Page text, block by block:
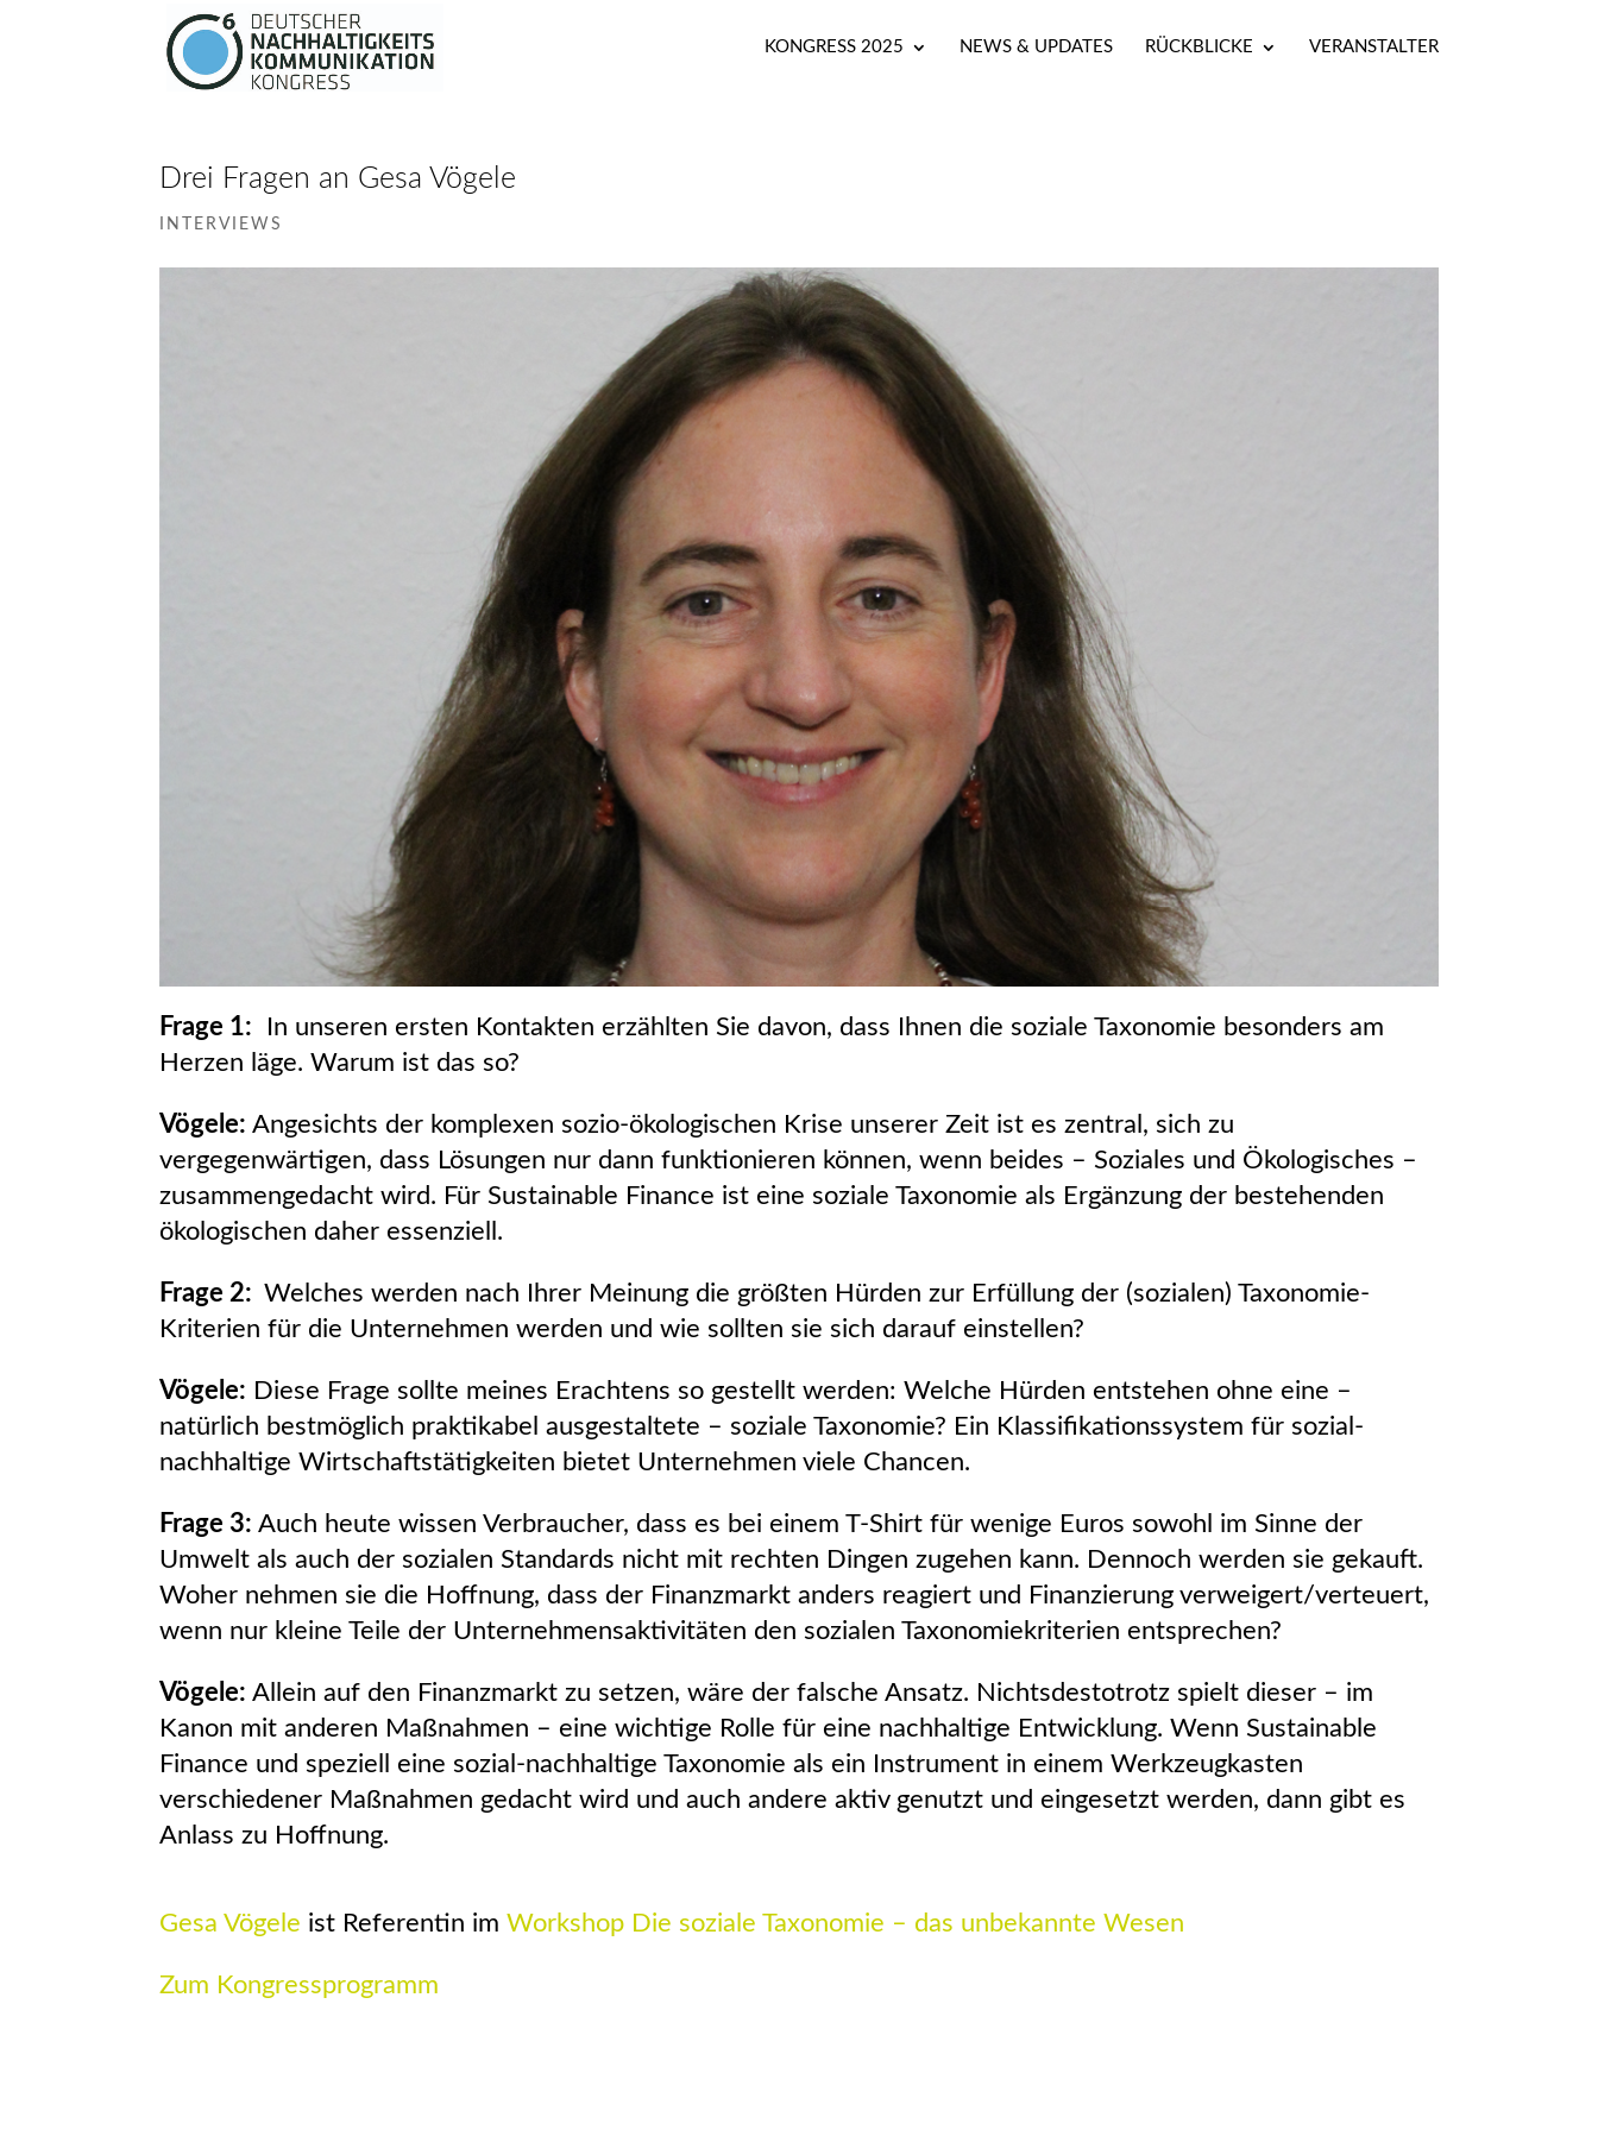
KONGRESS 2025 NEWS & UPDATES RÜCKBLICKE VERANSTALTER
Drei Fragen an Gesa Vögele
INTERVIEWS
Frage 1: In unseren ersten Kontakten erzählten Sie davon, dass Ihnen die soziale Taxonomie besonders am
Herzen läge. Warum ist das so?
Vögele: Angesichts der komplexen sozio-ökologischen Krise unserer Zeit ist es zentral, sich zu
vergegenwärtigen, dass Lösungen nur dann funktionieren können, wenn beides – Soziales und Ökologisches –
zusammengedacht wird. Für Sustainable Finance ist eine soziale Taxonomie als Ergänzung der bestehenden
ökologischen daher essenziell.
Frage 2:Welches werden nach Ihrer Meinung die größten Hürden zur Erfüllung der (sozialen) Taxonomie-
Kriterien für die Unternehmen werden und wie sollten sie sich darauf einstellen?
Vögele: Diese Frage sollte meines Erachtens so gestellt werden: Welche Hürden entstehen ohne eine –
natürlich bestmöglich praktikabel ausgestaltete – soziale Taxonomie? Ein Klassifikationssystem für sozial-
nachhaltige Wirtschaftstätigkeiten bietet Unternehmen viele Chancen.
Frage 3:Auch heute wissen Verbraucher, dass es bei einem T-Shirt für wenige Euros sowohl im Sinne der
Umwelt als auch der sozialen Standards nicht mit rechten Dingen zugehen kann. Dennoch werden sie gekauft.
Woher nehmen sie die Hoffnung, dass der Finanzmarkt anders reagiert und Finanzierung verweigert/verteuert,
wenn nur kleine Teile der Unternehmensaktivitäten den sozialen Taxonomiekriterien entsprechen?
Vögele: Allein auf den Finanzmarkt zu setzen, wäre der falsche Ansatz. Nichtsdestotrotz spielt dieser – im
Kanon mit anderen Maßnahmen – eine wichtige Rolle für eine nachhaltige Entwicklung. Wenn Sustainable
Finance und speziell eine sozial-nachhaltige Taxonomie als ein Instrument in einem Werkzeugkasten
verschiedener Maßnahmen gedacht wird und auch andere aktiv genutzt und eingesetzt werden, dann gibt es
Anlass zu Hoffnung.
Gesa Vögele ist Referentin imWorkshop Die soziale Taxonomie – das unbekannte Wesen
Zum Kongressprogramm